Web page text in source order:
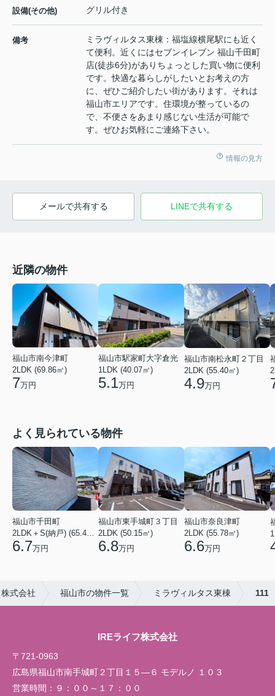
設備(その他) グリル付き
備考
ミラヴィルタス東棟：福塩線横尾駅にも近く
て便利。近くにはセブンイレブン 福山千田町
店(徒歩6分)がありちょっとした買い物に便利
です。快適な暮らしがしたいとお考えの方
に、ぜひご紹介したい街があります。それは
福山市エリアです。住環境が整っているの
で、不便さをあまり感じない生活が可能で
す。ぜひお気軽にご連絡下さい。
情報の見方
メールで共有する LINEで共有する
近隣の物件
福山市南今津町
2LDK (69.86㎡)
7万円
福山市駅家町大字倉光
1LDK (40.07㎡)
5.1万円
福山市南松永町２丁目
2LDK (55.40㎡)
4.9万円
よく見られている物件
福山市千田町
2LDK＋S(納戸) (65.42㎡)
6.7万円
福山市東手城町３丁目
2LDK (50.15㎡)
6.8万円
福山市奈良津町
2LDK (55.78㎡)
6.6万円
式会社 福山市の物件一覧 ミラヴィルタス東棟 111
IREライフ株式会社
〒721-0963
広島県福山市南手城町２丁目１５―６ モデルノ １０３
営業時間： ９：００～１７：００